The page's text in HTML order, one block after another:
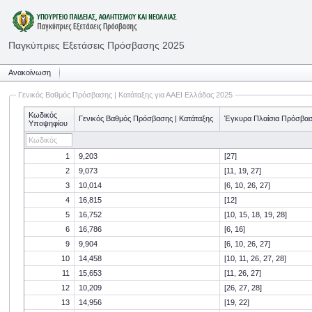
Παγκύπριες Εξετάσεις Πρόσβασης 2025
Ανακοίνωση
Γενικός Βαθμός Πρόσβασης | Κατάταξης για ΑΑΕΙ Ελλάδας 2025
Κωδικός
Υποψηφίου
Γενικός Βαθμός Πρόσβασης | Κατάταξης Έγκυρα Πλαίσια
1 9,203
[27]
2
9,073
[11, 19, 27]
3
10,014
[6, 10, 26, 27]
4
16,815
[12]
5
16,752
[10, 15, 18, 19, 28]
6
16,786
[6, 16]
9
9,904
[6, 10, 26, 27]
10
14,458
[10, 11, 26, 27, 28]
11
15,653
[11, 26, 27]
12
10,209
[26, 27, 28]
13
14,956 [19, 22]